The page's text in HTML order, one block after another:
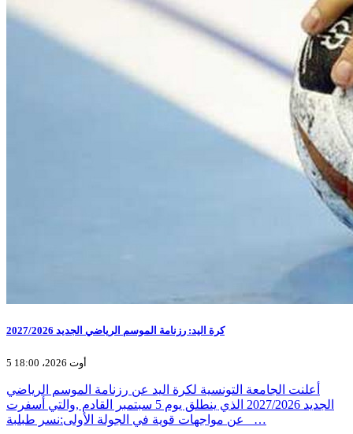
كرة اليد: رزنامة الموسم الرياضي الجديد 2027/2026
5 أوت 2026، 18:00
أعلنت الجامعة التونسية لكرة اليد عن رزنامة الموسم الرياضي
الجديد 2027/2026 الذي ينطلق يوم 5 سبتمبر القادم ,والتي أسفرت
عن مواجهات قوية في الجولة الأولى:نسر طبلبة _…